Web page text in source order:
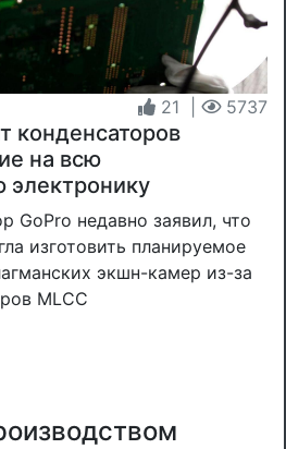
21 5737
конденсаторов
на всю
электронику
GoPro недавно заявил, что
изготовить планируемое
экшн-камер из-за
MLCC